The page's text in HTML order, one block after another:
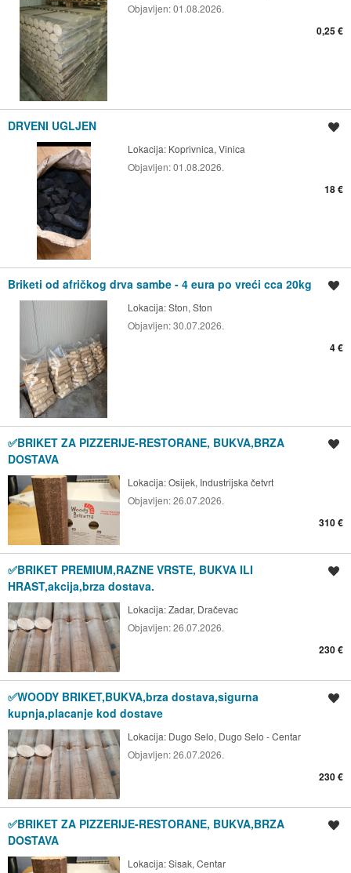
Objavljen:01.08.2026.
0,25 €
DRVENI UGLJEN
Lokacija: Koprivnica, Vinica
Objavljen:01.08.2026.
18 €
Briketi od afričkog drva sambe - 4 eura po vreći cca 20kg
Lokacija:Ston, Ston
Objavljen:30.07.2026.
4 €
✅BRIKET ZA PIZZERIJE-RESTORANE, BUKVA,BRZA
DOSTAVA
Lokacija:Osijek, Industrijska četvrt
Objavljen:26.07.2026.
310 €
✅BRIKET PREMIUM,RAZNE VRSTE, BUKVA ILI
HRAST,akcija,brza dostava.
Lokacija:Zadar, Dračevac
Objavljen:26.07.2026.
230 €
✅WOODY BRIKET,BUKVA,brza dostava,sigurna
kupnja,placanje kod dostave
Lokacija: Dugo Selo, Dugo Selo - Centar
Objavljen:26.07.2026.
230 €
✅BRIKET ZA PIZZERIJE-RESTORANE, BUKVA,BRZA
DOSTAVA
Lokacija:Sisak, Centar